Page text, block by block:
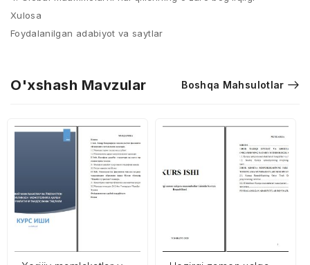
Xulosa
Foydalanilgan adabiyot va saytlar
O'xshash Mavzular Boshqa Mahsulotlar